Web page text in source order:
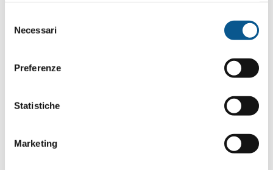
delNecessari
Preferenze
Statistiche
Marketing
Salone Nautico 2024